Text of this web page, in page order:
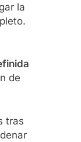
la
de
tras